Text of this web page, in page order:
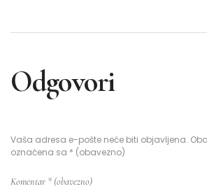
Odgovori
Vaša adresa e-pošte neće biti objavljena.
označena sa * (obavezno)
Komentar * (obavezno)